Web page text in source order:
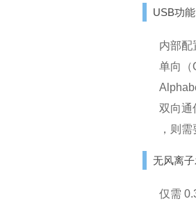
USB功
内部配
单向（
双向通
，则
无风离
仅需